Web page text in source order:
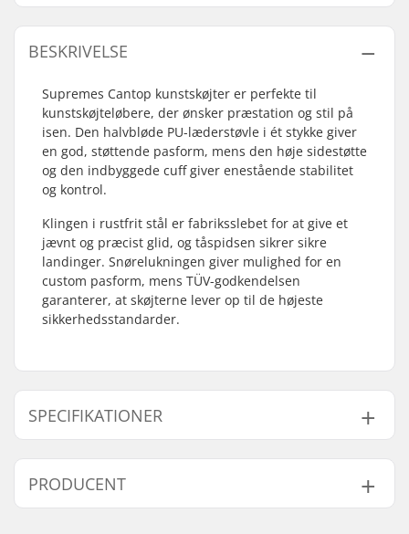
BESKRIVELSE
Supremes Cantop kunstskøjter er perfekte til
kunstskøjteløbere, der ønsker præstation og stil på
isen. Den halvbløde PU-læderstøvle i ét stykke giver
en god, støttende pasform, mens den høje sidestøtte
og den indbyggede cuff giver enestående stabilitet
og kontrol.
Klingen i rustfrit stål er fabriksslebet for at give et
jævnt og præcist glid, og tåspidsen sikrer sikre
landinger. Snørelukningen giver mulighed for en
custom pasform, mens TÜV-godkendelsen
garanterer, at skøjterne lever op til de højeste
sikkerhedsstandarder.
SPECIFIKATIONER
Støvle/Skal type:
Helstøbt, Semi-soft
Støvlemateriale:
Lukkemekanisme:
Snøre
PRODUCENT